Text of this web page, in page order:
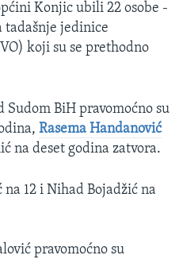
Konjic ubili 22 osobe -
tadašnje jedinice
koji su se prethodno
BiH pravomoćno su
Rasema Handanović
na deset godina zatvora.
12 i Nihad Bojadžić na
pravomoćno su